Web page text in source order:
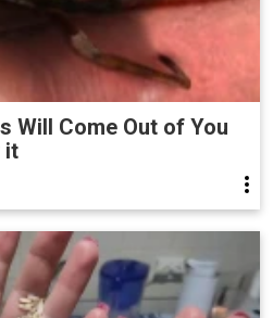
Will Come Out of You
it